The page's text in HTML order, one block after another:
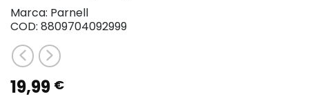
Marca: Parnell
COD: 8809704092999
19,99 €